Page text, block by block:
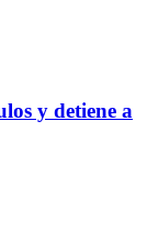
y detiene a